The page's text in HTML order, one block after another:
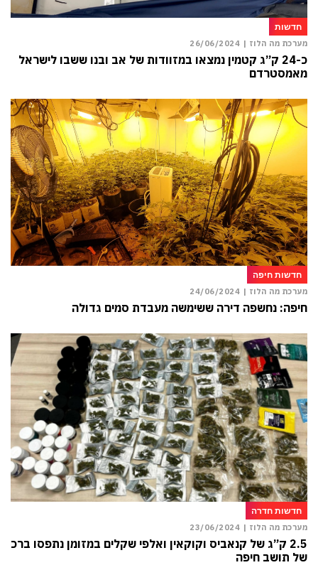
חדשות
מערכת מה הלוז | 26/06/2024
כ-24 ק”ג קטמין נמצאו במזוודות של אב ובנו ששבו לישראל
מאמסטרדם
חדשות חיפה
מערכת מה הלוז | 24/06/2024
חיפה: נחשפה דירה ששימשה מעבדת סמים גדולה
חדשות חדרה
מערכת מה הלוז | 23/06/2024
2.5 ק”ג של קנאביס וקוקאין ואלפי שקלים במזומן נתפסו ברכבו
של תושב חיפה